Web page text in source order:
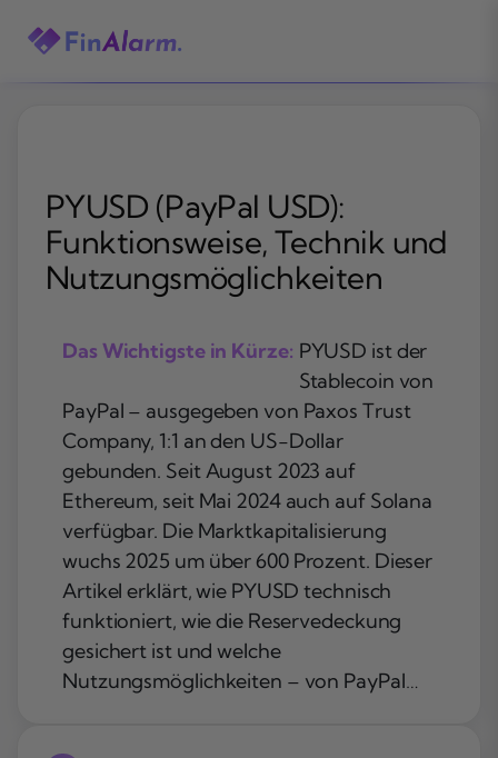
Inhalt
PYUSD (PayPal USD):
Funktionsweise, Technik und
Nutzungsmöglichkeiten
Das Wichtigste in Kürze: PYUSD ist der
Stablecoin von
PayPal – ausgegeben von Paxos Trust
Company, 1:1 an den US-Dollar
gebunden. Seit August 2023 auf
Ethereum, seit Mai 2024 auch auf Solana
verfügbar. Die Marktkapitalisierung
wuchs 2025 um über 600 Prozent. Dieser
Artikel erklärt, wie PYUSD technisch
funktioniert, wie die Reservedeckung
gesichert ist und welche
Nutzungsmöglichkeiten – von PayPal…